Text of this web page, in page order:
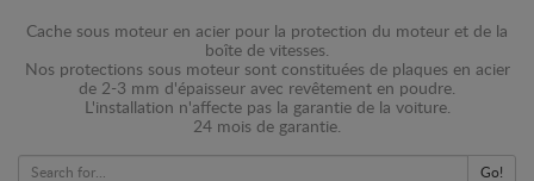
Cache sous moteur en acier pour la protection du moteur et de la
boîte de vitesses.
Nos protections sous moteur sont constituées de plaques en acier
de 2-3 mm d'épaisseur avec revêtement en poudre.
L'installation n'affecte pas la garantie de la voiture.
24 mois de garantie.
Go!